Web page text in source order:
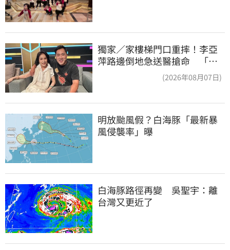
獨家／家樓梯門口重摔！李亞
萍路邊倒地急送醫搶命 「最
(2026年08月07日)
明放颱風假？白海豚「最新暴
風侵襲率」曝
白海豚路徑再變　吳聖宇：離
台灣又更近了